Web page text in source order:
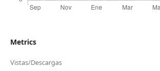
Metrics
Vistas/Descargas